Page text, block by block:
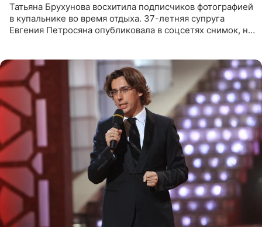
Татьяна Брухунова восхитила подписчиков фотографией
в купальнике во время отдыха. 37-летняя супруга
Евгения Петросяна опубликовала в соцсетях снимок, на